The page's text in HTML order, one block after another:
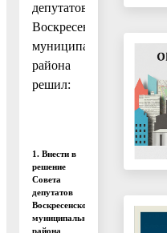
депутатов
Воскресенского
муниципального
района
решил:
1. Внести в
решение
Совета
депутатов
Воскресенского
муниципального
района